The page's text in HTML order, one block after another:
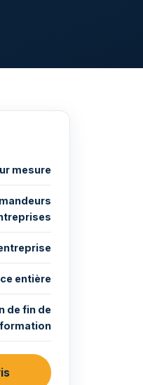
mesure
entière
de fin de
formation